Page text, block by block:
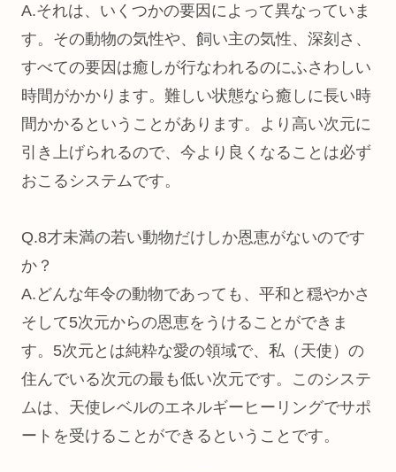
A.それは、いくつかの要因によって異なっていま
す。その動物の気性や、飼い主の気性、深刻さ、
すべての要因は癒しが行なわれるのにふさわしい
時間がかかります。難しい状態なら癒しに長い時
間かかるということがあります。より高い次元に
引き上げられるので、今より良くなることは必ず
おこるシステムです。
Q.8才未満の若い動物だけしか恩恵がないのです
か？
A.どんな年令の動物であっても、平和と穏やかさ
そして5次元からの恩恵をうけることができま
す。5次元とは純粋な愛の領域で、私（天使）の
住んでいる次元の最も低い次元です。このシステ
ムは、天使レベルのエネルギーヒーリングでサポ
ートを受けることができるということです。